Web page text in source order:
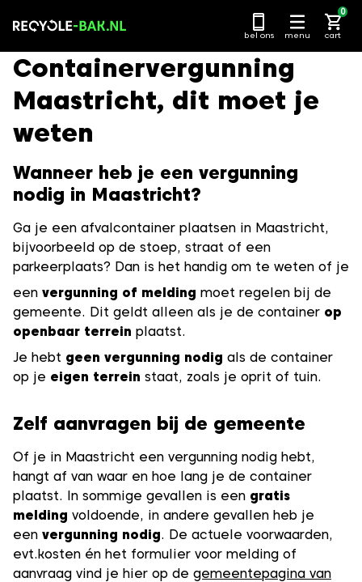
naar
bel ons menu cart
0
Containervergunning
Maastricht, dit moet je
weten
Wanneer heb je een vergunning
nodig in Maastricht?
Ga je een afvalcontainer plaatsen in Maastricht,
bijvoorbeeld op de stoep, straat of een
parkeerplaats? Dan is het handig om te weten of je
een vergunning of melding moet regelen bij de
gemeente. Dit geldt alleen als je de container op
openbaar terrein plaatst.
Je hebt geen vergunning nodig als de container
op je eigen terrein staat, zoals je oprit of tuin.
Zelf aanvragen bij de gemeente
Of je in Maastricht een vergunning nodig hebt,
hangt af van waar en hoe lang je de container
plaatst. In sommige gevallen is een gratis
melding voldoende, in andere gevallen heb je
een vergunning nodig. De actuele voorwaarden,
evt.kosten én het formulier voor melding of
aanvraag vind je hier op de gemeentepagina van